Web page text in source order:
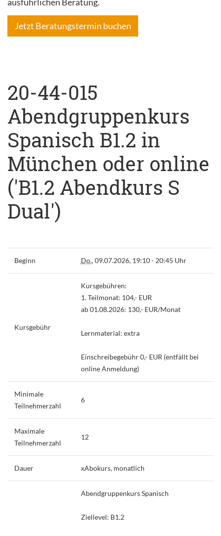
Jetzt Beratungstermin buchen
20-44-015
Abendgruppenkurs
Spanisch B1.2 in
München oder online
('B1.2 Abendkurs S
Dual')
Beginn Do., 09.07.2026, 19:10 - 20:45 Uhr
Kursgebühr
Kursgebühren:
1. Teilmonat: 104,- EUR
ab 01.08.2026: 130,- EUR/Monat
Lernmaterial: extra
Einschreibegebühr 0,- EUR (entfällt bei
online Anmeldung)
Minimale
Teilnehmerzahl
6
Maximale
Teilnehmerzahl
12
Dauer xAbokurs, monatlich
Abendgruppenkurs Spanisch
Ziellevel: B1.2